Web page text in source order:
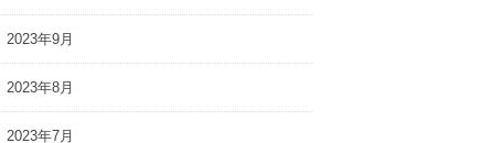
2023年9月
2023年8月
2023年7月